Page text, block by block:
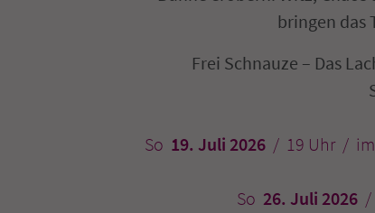
bringen das
Frei Schnauze – Das
So 19. Juli 2026 / 19 Uhr / im
So 26. Juli 2026 /